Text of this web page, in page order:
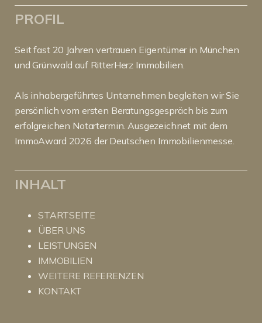
PROFIL
Seit fast 20 Jahren vertrauen Eigentümer in München
und Grünwald auf RitterHerz Immobilien.
Als inhabergeführtes Unternehmen begleiten wir Sie
persönlich vom ersten Beratungsgespräch bis zum
erfolgreichen Notartermin. Ausgezeichnet mit dem
ImmoAward 2026 der Deutschen Immobilienmesse.
INHALT
STARTSEITE
ÜBER UNS
LEISTUNGEN
IMMOBILIEN
WEITERE REFERENZEN
KONTAKT